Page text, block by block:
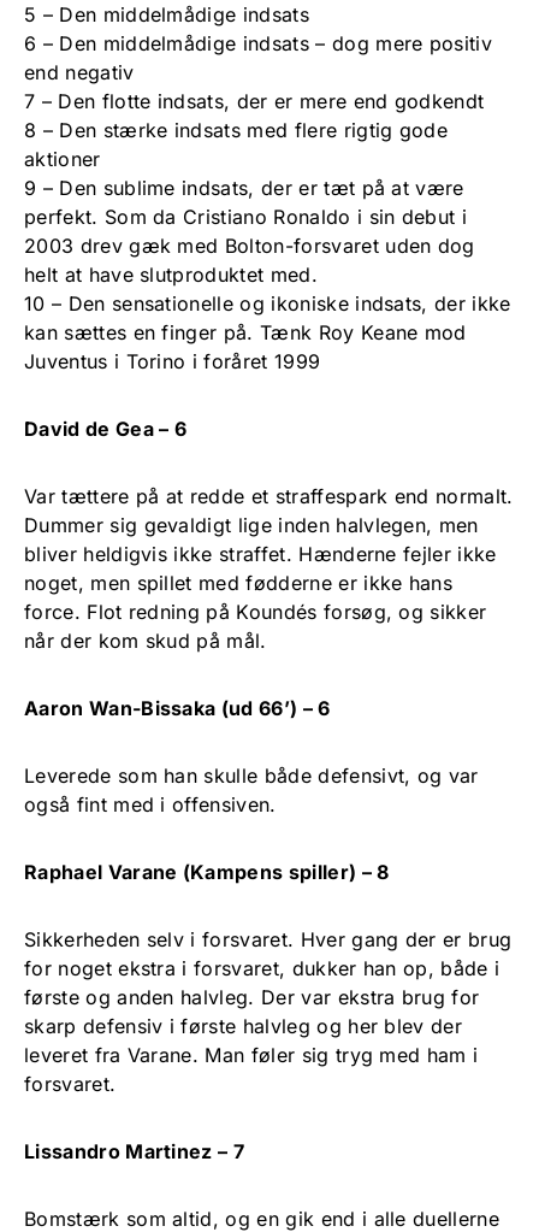
5 – Den middelmådige indsats
6 – Den middelmådige indsats – dog mere positiv
end negativ
7 – Den flotte indsats, der er mere end godkendt
8 – Den stærke indsats med flere rigtig gode
aktioner
9 – Den sublime indsats, der er tæt på at være
perfekt. Som da Cristiano Ronaldo i sin debut i
2003 drev gæk med Bolton-forsvaret uden dog
helt at have slutproduktet med.
10 – Den sensationelle og ikoniske indsats, der ikke
kan sættes en finger på. Tænk Roy Keane mod
Juventus i Torino i foråret 1999
David de Gea – 6
Var tættere på at redde et straffespark end normalt.
Dummer sig gevaldigt lige inden halvlegen, men
bliver heldigvis ikke straffet. Hænderne fejler ikke
noget, men spillet med fødderne er ikke hans
force. Flot redning på Koundés forsøg, og sikker
når der kom skud på mål.
Aaron Wan-Bissaka (ud 66’) – 6
Leverede som han skulle både defensivt, og var
også fint med i offensiven.
Raphael Varane (Kampens spiller) – 8
Sikkerheden selv i forsvaret. Hver gang der er brug
for noget ekstra i forsvaret, dukker han op, både i
første og anden halvleg. Der var ekstra brug for
skarp defensiv i første halvleg og her blev der
leveret fra Varane. Man føler sig tryg med ham i
forsvaret.
Lissandro Martinez – 7
Bomstærk som altid, og en gik end i alle duellerne